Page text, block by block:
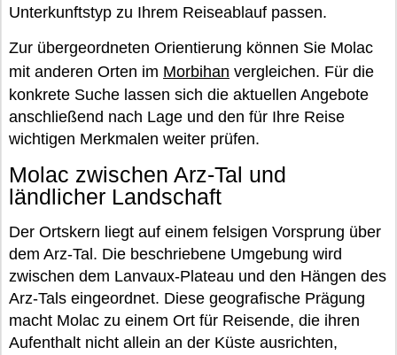
Unterkunftstyp zu Ihrem Reiseablauf passen.
Zur übergeordneten Orientierung können Sie Molac
mit anderen Orten im Morbihan vergleichen. Für die
konkrete Suche lassen sich die aktuellen Angebote
anschließend nach Lage und den für Ihre Reise
wichtigen Merkmalen weiter prüfen.
Molac zwischen Arz-Tal und
ländlicher Landschaft
Der Ortskern liegt auf einem felsigen Vorsprung über
dem Arz-Tal. Die beschriebene Umgebung wird
zwischen dem Lanvaux-Plateau und den Hängen des
Arz-Tals eingeordnet. Diese geografische Prägung
macht Molac zu einem Ort für Reisende, die ihren
Aufenthalt nicht allein an der Küste ausrichten,